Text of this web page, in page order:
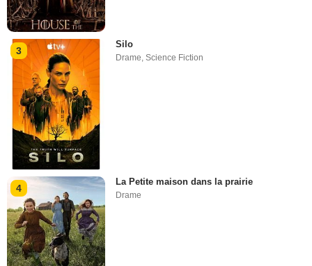
3
Silo
Drame ,Science Fiction
4
La Petite maison dans la prairie
Drame